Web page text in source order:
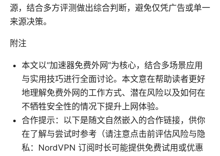
源，结合多方评测做出综合判断，避免仅凭广告或单一
来源决策。
附注
本文以“加速器免费外网”为核心，结合多场景应用
与实用技巧进行全面讨论。本文意在帮助读者更好
地理解免费外网的工作方式、潜在风险以及如何在
不牺牲安全性的情况下提升上网体验。
合作提示：以下是随文自然嵌入的合作链接，供你
在了解与尝试时参考（请注意点击前评估风险与隐
私：NordVPN 订阅时长可能提供免费试用或优惠